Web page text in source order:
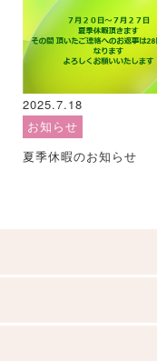
2025.7.18
お知らせ
夏季休暇のお知らせ